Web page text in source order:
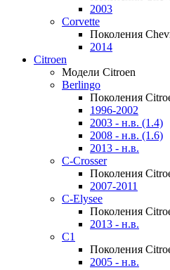
2003
Corvette
Поколения
2014
Citroen
Модели Citroen
Berlingo
Поколения
1996-2002
2003 - н.в. (1.4)
2008 - н.в. (1.6)
2013 - н.в.
C-Crosser
Поколения
2007-2011
C-Elysee
Поколения
2013 - н.в.
C1
Поколения
2005 - н.в.